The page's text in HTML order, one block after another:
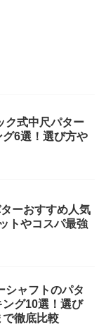
ク式中尺パター
6選！選び方や
ーおすすめ人気
トやコスパ最強
シャフトのパタ
グ10選！選び
徹底比較